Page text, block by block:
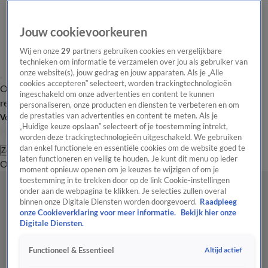
Overzicht Laatste nieuws Regionieuws Het beste van Hart
Tip de
redactie
Volg Hart van Nederland
Zoeken
OverzichtRegioUitzendingenWeerTip de redactiePanelVideo's
Jouw cookievoorkeuren
Wij en onze29 partners gebruiken cookies en vergelijkbare
technieken om informatie te verzamelen over jou als gebruiker van
onze website(s), jouw gedrag en jouw apparaten. Als je „Alle
cookies accepteren” selecteert, worden trackingtechnologieën
ingeschakeld om onze advertenties en content te kunnen
personaliseren, onze producten en diensten te verbeteren en om
de prestaties van advertenties en content te meten. Als je
„Huidige keuze opslaan” selecteert of je toestemming intrekt,
worden deze trackingtechnologieën uitgeschakeld. We gebruiken
dan enkel functionele en essentiële cookies om de website goed te
laten functioneren en veilig te houden. Je kunt dit menu op ieder
moment opnieuw openen om je keuzes te wijzigen of om je
toestemming in te trekken door op de link Cookie-instellingen
onder aan de webpagina te klikken. Je selecties zullen overal
binnen onze Digitale Diensten worden doorgevoerd. Raadpleeg
onze Cookieverklaring voor meer informatie.
Bekijk hier onze
Digitale Diensten.
Functioneel & Essentieel Altijd actief